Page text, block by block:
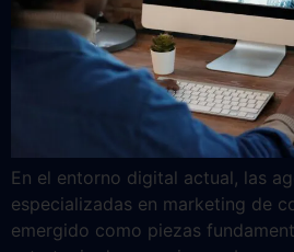
En el entorno digital actual, las
especializadas en marketing de
emergido como piezas